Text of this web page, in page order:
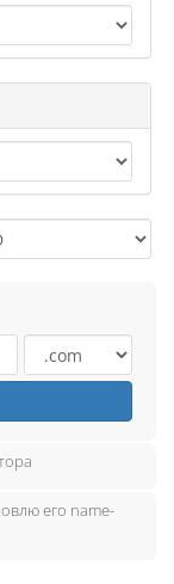
его name-